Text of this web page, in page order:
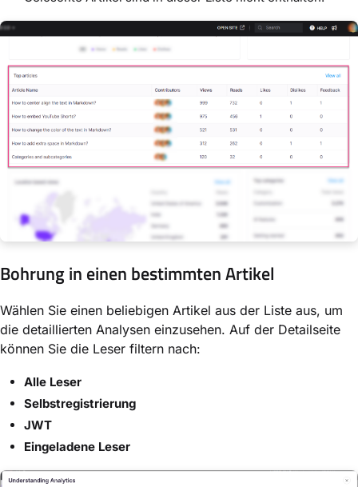
Bohrung in einen bestimmten Artikel
Wählen Sie einen beliebigen Artikel aus der Liste aus, um
die detaillierten Analysen einzusehen. Auf der Detailseite
können Sie die Leser filtern nach:
Alle Leser
Selbstregistrierung
JWT
Eingeladene Leser